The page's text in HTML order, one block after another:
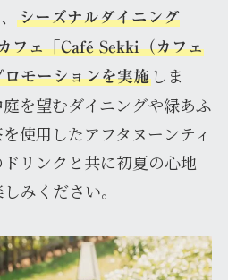
シーズナルダイニング
フェ「Café Sekki（カフェ
モーションを実施しま
を望むダイニングや緑あふ
使用したアフタヌーンティ
リンクと共に初夏の心地
みください。